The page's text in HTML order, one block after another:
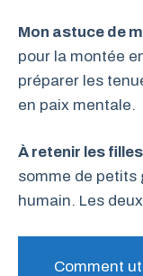
Mon astuce de
pour la montée
préparer les
en paix mentale.
À retenir les filles
somme de petits
humain. Les
Comment